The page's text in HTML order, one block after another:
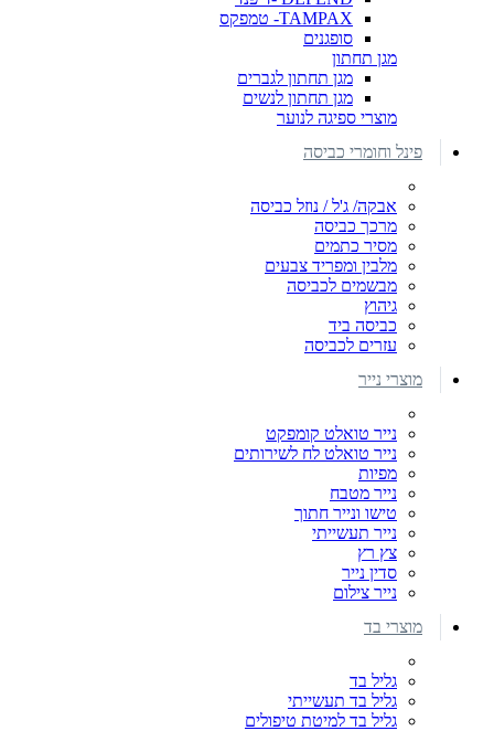
TAMPAX- טמפקס
סופגנים
מגן תחתון
מגן תחתון לגברים
מגן תחתון לנשים
מוצרי ספיגה לנוער
פינל וחומרי כביסה
אבקה/ ג'ל / נוזל כביסה
מרכך כביסה
מסיר כתמים
מלבין ומפריד צבעים
מבשמים לכביסה
גיהוץ
כביסה ביד
עזרים לכביסה
מוצרי נייר
נייר טואלט קומפקט
נייר טואלט לח לשירותים
מפיות
נייר מטבח
טישו ונייר חתוך
נייר תעשייתי
צץ רץ
סדין נייר
נייר צילום
מוצרי בד
גליל בד
גליל בד תעשייתי
גליל בד למיטת טיפולים